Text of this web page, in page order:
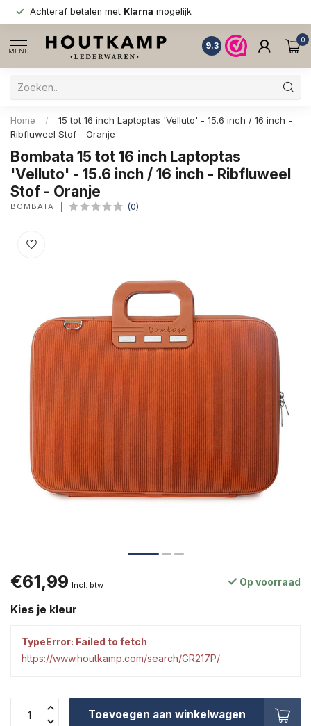
Achteraf betalen met Klarna mogelijk
MENU
9.3
0
Home /
15 tot 16 inch Laptoptas 'Velluto' - 15.6 inch / 16 inch -
Ribfluweel Stof - Oranje
Bombata 15 tot 16 inch Laptoptas
'Velluto' - 15.6 inch / 16 inch - Ribfluweel
Stof - Oranje
BOMBATA (0)
€61,99 Incl. btw Op voorraad
Kies je kleur
TypeError: Failed to fetch
https://www.houtkamp.com/search/GR217P/
Toevoegen aan winkelwagen